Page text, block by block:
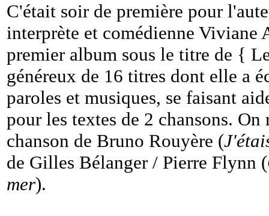
C'était soir de première pour
interprète et comédienne Viviane
premier album sous le titre de {
généreux de 16 titres dont elle a
paroles et musiques, se faisant
pour les textes de 2 chansons. On
chanson de Bruno Rouyère (
de Gilles Bélanger / Pierre Flynn (
mer).